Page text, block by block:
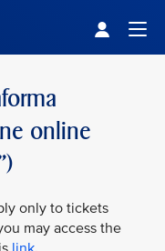
online
only to tickets
may access the